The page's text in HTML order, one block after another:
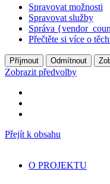
Spravovat možnosti
Spravovat služby
Správa
Přečtěte si více o
Příjmout Odmítnout
Zobrazit předvolby
Přejít k obsahu
O PROJEKTU